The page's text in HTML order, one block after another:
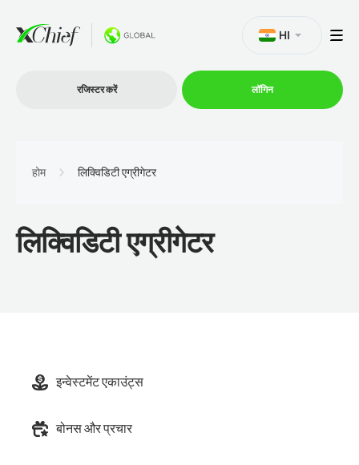
प्रोमोशन
HI
रजिस्टर करें लॉगिन
होम लिक्विडिटी एग्रीगेटर
लिक्विडिटी एग्रीगेटर
इन्वेस्टमेंट एकाउंट्स
बोनस और प्रचार